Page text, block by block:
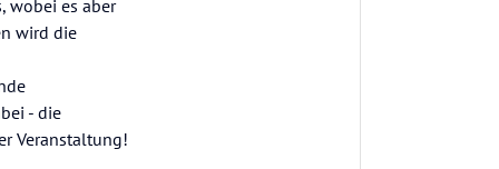
wobei es aber
wird die
- die
Veranstaltung!